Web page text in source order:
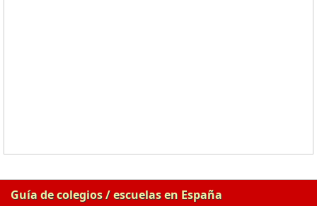
Guía de colegios / escuelas en España